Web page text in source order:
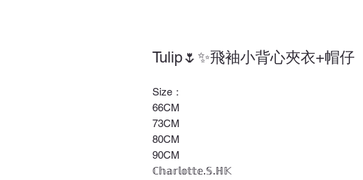
Tulip🌷✨飛袖小背心夾衣+帽仔
Size：
66CM
73CM
80CM
90CM
ℂ𝕙𝕒𝕣𝕝𝕠𝕥𝕥𝕖.𝕊.ℍ𝕂